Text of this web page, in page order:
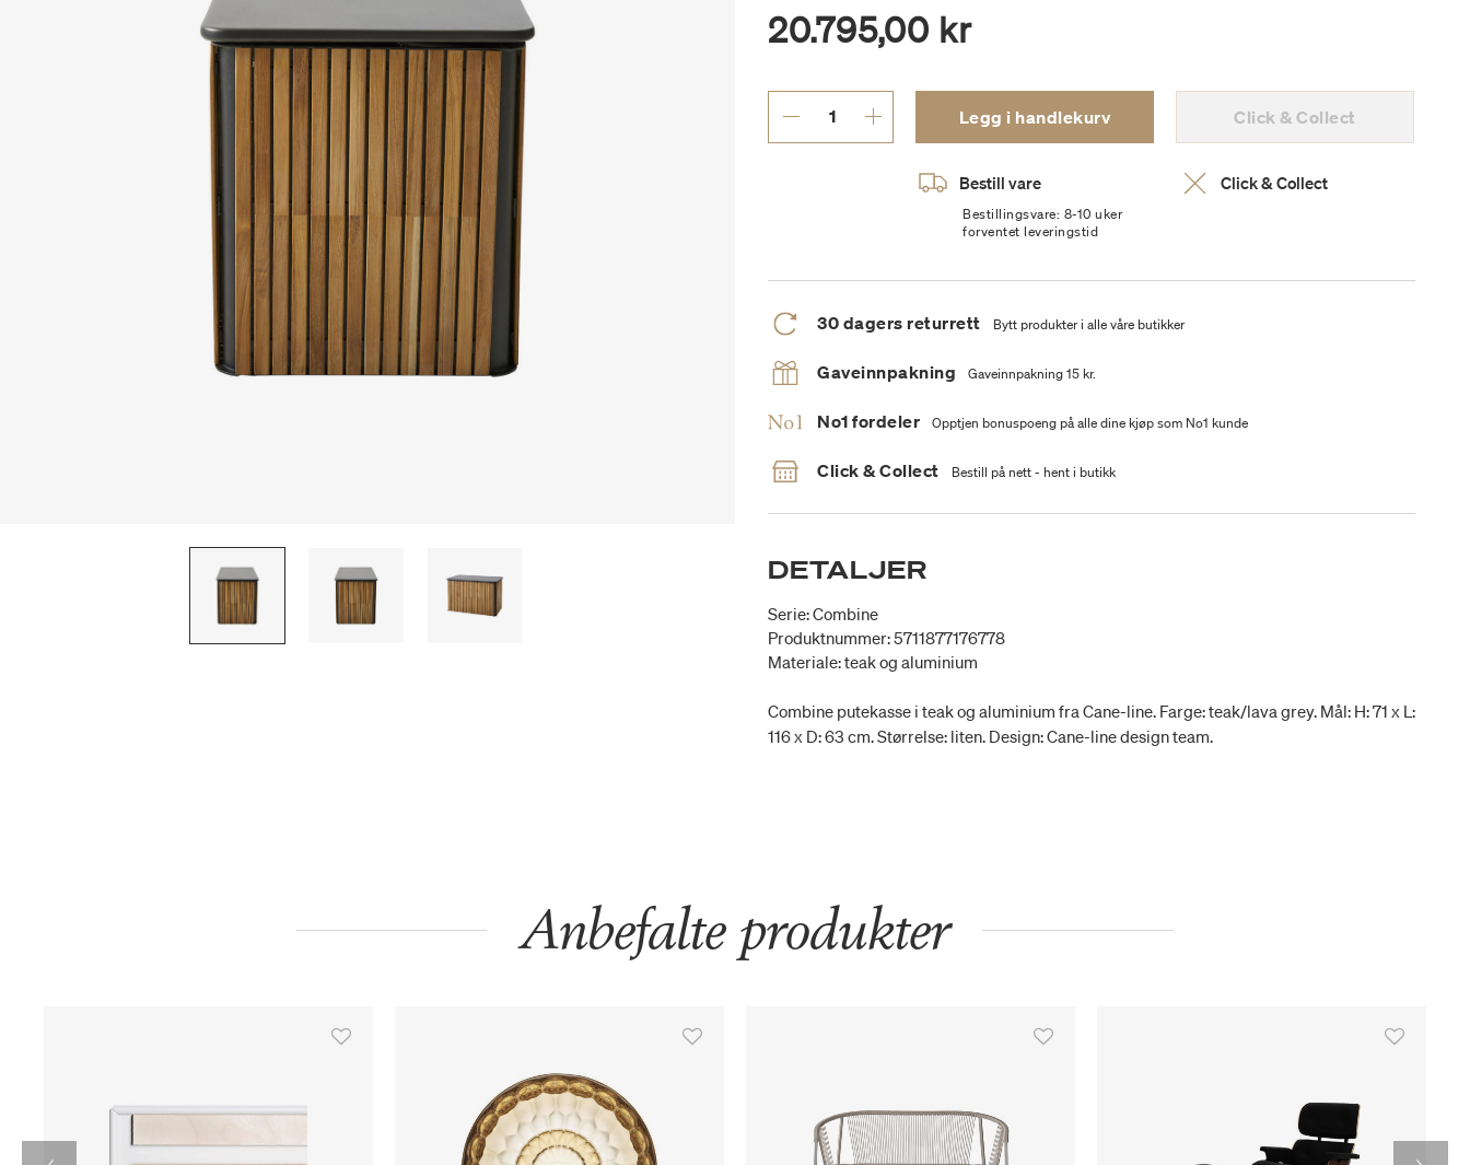
20.795,00 kr
Legg i handlekurv Click & Collect
Bestill vare
Bestillingsvare: 8-10 uker
forventet leveringstid
Click & Collect
30 dagers returrett Bytt produkter i alle våre butikker
Gaveinnpakning Gaveinnpakning 15 kr.
No1 fordeler Opptjen bonuspoeng på alle dine kjøp som No1 kunde
Click & Collect Bestill på nett - hent i butikk
DETALJER
Serie: Combine
Produktnummer: 5711877176778
Materiale: teak og aluminium
Combine putekasse i teak og aluminium fra Cane-line. Farge: teak/lava grey. Mål: H: 71 x L:
116 x D: 63 cm. Størrelse: liten. Design: Cane-line design team.
Anbefalte produkter